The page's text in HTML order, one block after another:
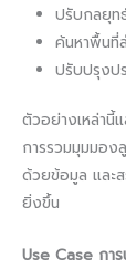
ปรับกลยุท
ค้นหาพื้นที่
ปรับปรุงป
ตัวอย่างเหล่านี้
การรวมมุมมอง
ด้วยข้อมูล และ
ยิ่งขึ้น
Use Case การ